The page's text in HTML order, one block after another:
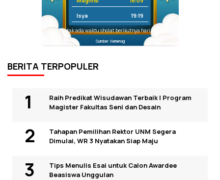
Isya 19:19
Tidak ada waktu sholat berikutnya hari ini.
Sumber: Kemenag
BERITA TERPOPULER
Raih Predikat Wisudawan Terbaik I Program
Magister Fakultas Seni dan Desain
Tahapan Pemilihan Rektor UNM Segera
Dimulai, WR 3 Nyatakan Siap Maju
Tips Menulis Esai untuk Calon Awardee
Beasiswa Unggulan